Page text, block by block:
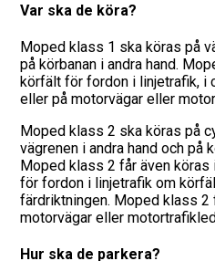
Checklista
Hitta
Var ska de köra?
Moped klass 1 ska köras på
på körbanan i andra hand.
körfält för fordon i linjetrafik, i
eller på motorvägar eller
Moped klass 2 ska köras på
vägrenen i andra hand och på
Moped klass 2 får även
för fordon i linjetrafik om
färdriktningen. Moped klass 2
motorvägar eller
Hur ska de parkera?